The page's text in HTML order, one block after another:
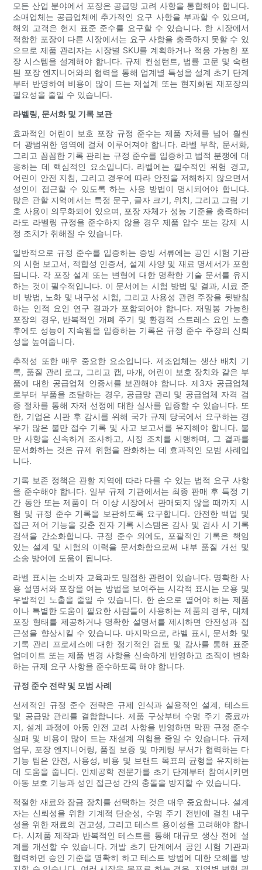
모든 산업 분야에서 포장은 공급망 고려 사항을 통합해야 합니다.
소매업체는 공급업체에 추가적인 요구 사항을 부과할 수 있으며,
해외 고객은 현지 표준 준수를 요구할 수 있습니다. 한 시장에서
적합한 포장이 다른 시장에서는 요구 사항을 충족하지 못할 수 있
으므로 제품 관리자는 시장별 SKU를 계획하거나 적응 가능한 포
장 시스템을 설계해야 합니다. 규제 컨설턴트, 법률 고문 및 숙련
된 포장 엔지니어와의 협력을 통해 업계별 특성을 설계 초기 단계
부터 반영하여 비용이 많이 드는 재설계 또는 현지화된 재포장의
필요성을 줄일 수 있습니다.
라벨링, 문서화 및 기록 보관
효과적인 어린이 보호 포장 규정 준수는 제품 자체를 넘어 훨씬
더 광범위한 영역에 걸쳐 이루어져야 합니다. 라벨 부착, 문서화,
그리고 꼼꼼한 기록 관리는 규정 준수를 입증하고 법적 분쟁에 대
응하는 데 핵심적인 요소입니다. 라벨에는 필수적인 위험 경고,
어린이 안전 지침, 그리고 경우에 따라 안전을 저해하지 않으면서
성인이 접근할 수 있도록 하는 사용 방법이 명시되어야 합니다.
많은 관할 지역에서는 특정 문구, 글자 크기, 위치, 그리고 그림 기
호 사용이 의무화되어 있으며, 포장 자체가 성능 기준을 충족하더
라도 라벨링 규정을 준수하지 않을 경우 제품 압수 또는 강제 시
정 조치가 취해질 수 있습니다.
일반적으로 규정 준수를 입증하는 증빙 서류에는 공인 시험 기관
의 시험 보고서, 적합성 인증서, 설계 사양 및 재료 명세서가 포함
됩니다. 각 포장 설계 또는 변형에 대한 명확한 기술 문서를 유지
하는 것이 필수적입니다. 이 문서에는 시험 방법 및 결과, 시료 준
비 방법, 노화 및 내구성 시험, 그리고 사용성 관련 주장을 뒷받침
하는 인적 요인 연구 결과가 포함되어야 합니다. 재밀봉 가능한
포장의 경우, 반복적인 개폐 주기 및 환경적 스트레스 요인 노출
후에도 성능이 지속됨을 입증하는 기록은 규정 준수 주장의 신뢰
성을 높여줍니다.
추적성 또한 매우 중요한 요소입니다. 제조업체는 생산 배치 기
록, 품질 관리 로그, 그리고 캡, 마개, 어린이 보호 장치와 같은 부
품에 대한 공급업체 인증서를 보관해야 합니다. 제3자 공급업체
로부터 부품을 조달하는 경우, 공급망 관리 및 공급업체 자격 검
증 절차를 통해 자재 선정에 대한 실사를 입증할 수 있습니다. 또
한, 기업은 시판 후 감시를 위해 국가 규제 당국에서 요구하는 경
우가 많은 불만 접수 기록 및 사고 보고서를 유지해야 합니다. 불
만 사항을 신속하게 조사하고, 시정 조치를 시행하며, 그 결과를
문서화하는 것은 규제 위험을 완화하는 데 효과적인 모범 사례입
니다.
기록 보존 정책은 관할 지역에 따라 다를 수 있는 법적 요구 사항
을 준수해야 합니다. 일부 규제 기관에서는 최종 판매 후 특정 기
간 동안 또는 제품이 더 이상 시장에서 판매되지 않을 때까지 시
험 및 규정 준수 기록을 보관하도록 요구합니다. 안전한 백업 및
접근 제어 기능을 갖춘 전자 기록 시스템은 감사 및 검사 시 기록
검색을 간소화합니다. 규정 준수 외에도, 포괄적인 기록은 책임
있는 설계 및 시험의 이력을 문서화함으로써 내부 품질 개선 및
소송 방어에 도움이 됩니다.
라벨 표시는 소비자 교육과도 밀접한 관련이 있습니다. 명확한 사
용 설명서와 포장을 여는 방법을 보여주는 시각적 표시는 오용 및
우발적인 노출을 줄일 수 있습니다. 한 손으로 열어야 하는 제품
이나 특별한 도움이 필요한 사람들이 사용하는 제품의 경우, 대체
포장 형태를 제공하거나 명확한 설명서를 제시하면 안전성과 접
근성을 향상시킬 수 있습니다. 마지막으로, 라벨 표시, 문서화 및
기록 관리 프로세스에 대한 정기적인 검토 및 감사를 통해 표준
업데이트 또는 제품 변경 사항을 신속하게 반영하고 조직이 변화
하는 규제 요구 사항을 준수하도록 해야 합니다.
규정 준수 전략 및 모범 사례
선제적인 규정 준수 전략은 규제 인식과 실용적인 설계, 테스트
및 공급망 관리를 결합합니다. 제품 구상부터 수명 주기 종료까
지, 설계 과정에 아동 안전 고려 사항을 반영하면 막판 규정 준수
실패 및 비용이 많이 드는 재설계 위험을 줄일 수 있습니다. 규제
업무, 포장 엔지니어링, 품질 보증 및 마케팅 부서가 협력하는 다
기능 팀은 안전, 사용성, 비용 및 브랜드 목표의 균형을 유지하는
데 도움을 줍니다. 인체공학 전문가를 초기 단계부터 참여시키면
아동 보호 기능과 성인 접근성 간의 충돌을 방지할 수 있습니다.
적절한 재료와 잠금 장치를 선택하는 것은 매우 중요합니다. 설계
자는 신뢰성을 위한 기계적 단순성, 수명 주기 전반에 걸친 내구
성을 위한 재료의 견고성, 그리고 테스트 용이성을 고려해야 합니
다. 시제품 제작과 반복적인 테스트를 통해 대규모 생산 전에 설
계를 개선할 수 있습니다. 개발 초기 단계에서 공인 시험 기관과
협력하면 승인 기준을 명확히 하고 테스트 방법에 대한 오해를 방